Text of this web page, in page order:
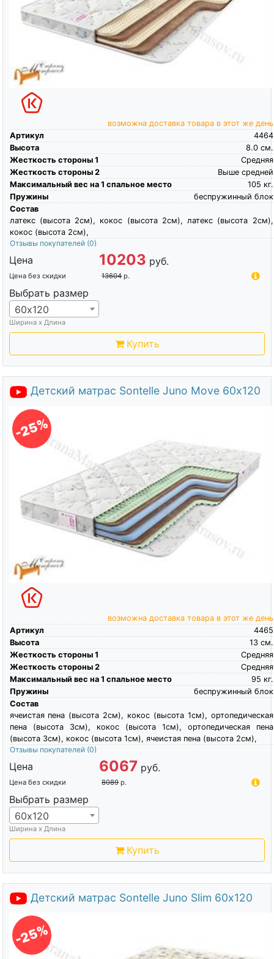
возможна доставка товара в этот же день
Артикул
4464
Высота
см.
8.0
Жесткость стороны 1
Средняя
Жесткость стороны 2
Выше средней
Максимальный вес на 1 спальное место
кг.
105
Пружины
беспружинный блок
Состав
латекс (высота 2см), кокос (высота 2см), латекс (высота 2см),
кокос (высота 2см),
Отзывы покупателей (0)
Цена 10203 руб.
Цена без скидки 13604 р.
Выбрать размер
60х120
Ширина х Длина
Купить
Детский матрас Sontelle Juno Move 60х120
-25%
возможна доставка товара в этот же день
Артикул
4465
Высота
см.
13
Жесткость стороны 1
Средняя
Жесткость стороны 2
Средняя
Максимальный вес на 1 спальное место
кг.
95
Пружины
беспружинный блок
Состав
ячеистая пена (высота 2см), кокос (высота 1см), ортопедическая
пена (высота 3см), кокос (высота 1см), ортопедическая пена
(высота 3см), кокос (высота 1см), ячеистая пена (высота 2см),
Отзывы покупателей (0)
Цена 6067 руб.
Цена без скидки 8089 р.
Выбрать размер
60х120
Ширина х Длина
Купить
Детский матрас Sontelle Juno Slim 60х120
-25%